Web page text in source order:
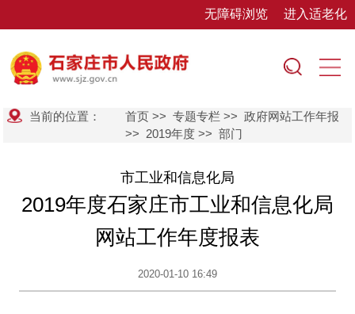
无障碍浏览 进入适老化
当前的位置： 首页 >>专题专栏 >>政府网站工作年报
>> 2019年度 >>部门
市工业和信息化局
2019年度石家庄市工业和信息化局
网站工作年度报表
2020-01-10 16:49